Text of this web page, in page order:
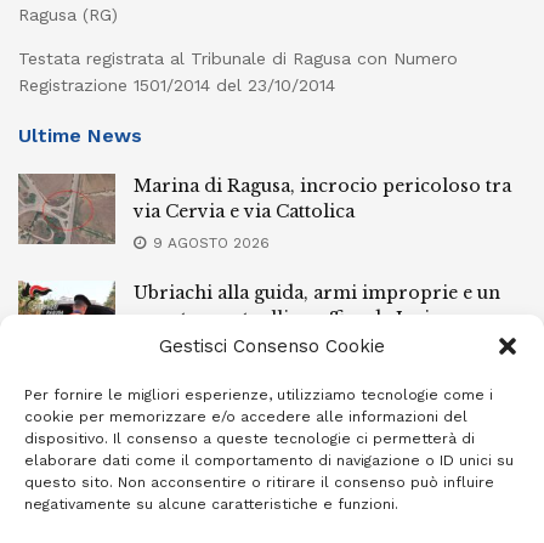
Gestisci Consenso Cookie
Per fornire le migliori esperienze, utilizziamo tecnologie come i
cookie per memorizzare e/o accedere alle informazioni del
dispositivo. Il consenso a queste tecnologie ci permetterà di
elaborare dati come il comportamento di navigazione o ID unici su
questo sito. Non acconsentire o ritirare il consenso può influire
negativamente su alcune caratteristiche e funzioni.
Ragusa (RG)
Testata registrata al Tribunale di Ragusa con Numero
Registrazione 1501/2014 del 23/10/2014
Ultime News
Marina di Ragusa, incrocio pericoloso tra
via Cervia e via Cattolica
9 AGOSTO 2026
Ubriachi alla guida, armi improprie e un
arresto: controlli a raffica da Ispica a
Pozzallo
Scippo a Donnalucata, preso un ventenne
ragusano
8 AGOSTO 2026